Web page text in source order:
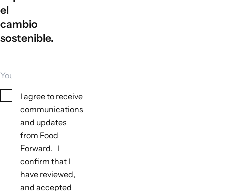
el
cambio
sostenible.
ConsentI agree to receive
communications
and updates
from Food
Forward. I
confirm that I
have reviewed,
and accepted